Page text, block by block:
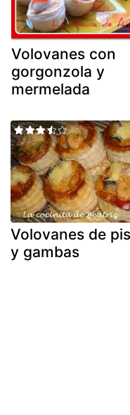
Volovanes con
gorgonzola y
mermelada
Volovanes de
y gambas